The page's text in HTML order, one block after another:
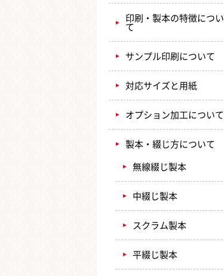
印刷・製本の特徴につい
て
サンプル印刷について
対応サイズと用紙
オプション加工について
製本・綴じ方について
無線綴じ製本
中綴じ製本
スクラム製本
平綴じ製本